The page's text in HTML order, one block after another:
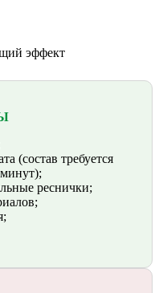
эффект
(состав требуется
реснички;